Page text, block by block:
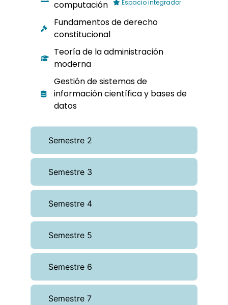
Semestre 2
Semestre 3
Semestre 4
Semestre 5
Semestre 6
Semestre 7
computación
Espacio integrador
Fundamentos de derecho
constitucional
Teoría de la administración
moderna
Gestión de sistemas de
información científica y bases de
datos